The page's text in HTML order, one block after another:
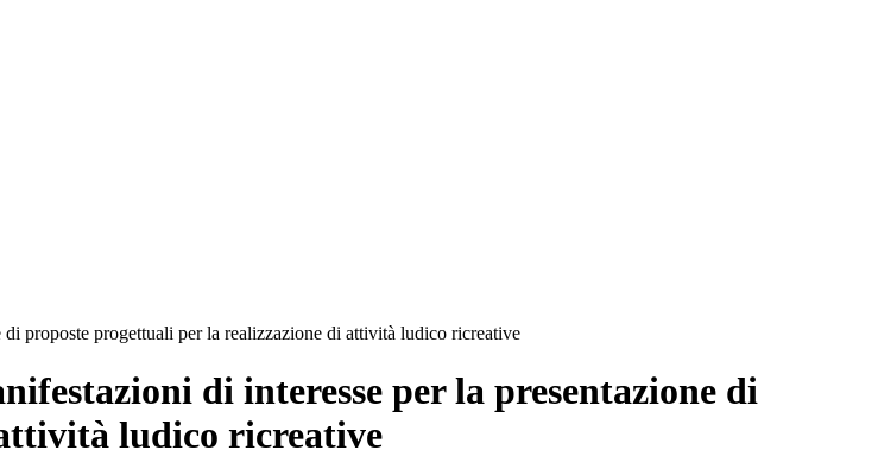
proposte progettuali per la realizzazione di attività ludico ricreative
di interesse per la presentazione di
ludico ricreative